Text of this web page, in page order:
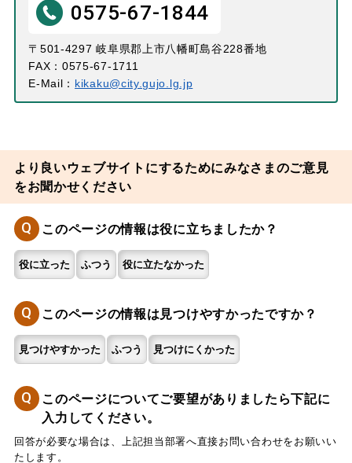
0575-67-1844
〒501-4297 岐阜県郡上市八幡町島谷228番地
FAX：0575-67-1711
E-Mail： kikaku@city.gujo.lg.jp
より良いウェブサイトにするためにみなさまのご意見
をお聞かせください
Q このページの情報は役に立ちましたか？
役に立った ふつう 役に立たなかった
Q このページの情報は見つけやすかったですか？
見つけやすかった ふつう 見つけにくかった
Q
このページについてご要望がありましたら下記に
入力してください。
回答が必要な場合は、上記担当部署へ直接お問い合わせをお願いい
たします。